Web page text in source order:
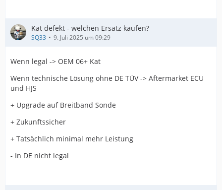
Kat defekt - welchen Ersatz kaufen?
SQ33 9. Juli 2025 um 09:29
Wenn legal -> OEM 06+ Kat
Wenn technische Lösung ohne DE TÜV -> Aftermarket ECU
und HJS
+ Upgrade auf Breitband Sonde
+ Zukunftssicher
+ Tatsächlich minimal mehr Leistung
- In DE nicht legal